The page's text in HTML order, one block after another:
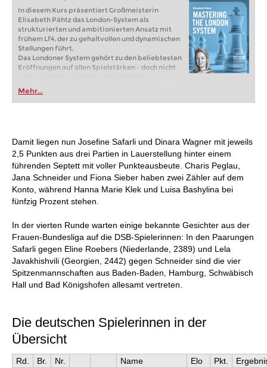
In diesem Kurs präsentiert Großmeisterin
Elisabeth Pähtz das London-System als
strukturierten und ambitionierten Ansatz mit
frühem Lf4, der zu gehaltvollen und dynamischen
Stellungen führt.
Das Londoner System gehört zu den beliebtesten
Eröffnungen auf allen Spielstärken – doch nicht
präsentiert Großmeisterin Elisabeth Pähtz das
klassische London-System, einen strukturierten
und zugleich ambitionierten Ansatz mit frühem
Free sample video:5...cxd4 6.exd4 Qb6 sidelines
Mehr...
Damit liegen nun Josefine Safarli und Dinara Wagner mit jeweils
2,5 Punkten aus drei Partien in Lauerstellung hinter einem
führenden Septett mit voller Punkteausbeute. Charis Peglau,
Jana Schneider und Fiona Sieber haben zwei Zähler auf dem
Konto, während Hanna Marie Klek und Luisa Bashylina bei
fünfzig Prozent stehen.
In der vierten Runde warten einige bekannte Gesichter aus der
Frauen-Bundesliga auf die DSB-Spielerinnen: In den Paarungen
Safarli gegen Eline Roebers (Niederlande, 2389) und Lela
Javakhishvili (Georgien, 2442) gegen Schneider sind die vier
Spitzenmannschaften aus Baden-Baden, Hamburg, Schwäbisch
Hall und Bad Königshofen allesamt vertreten.
Die deutschen Spielerinnen in der
Übersicht
Rd. Br. Nr. Name Elo Pkt.